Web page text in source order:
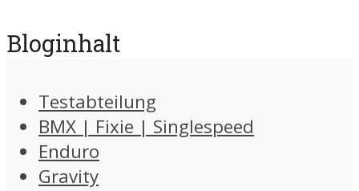
Bloginhalt
Testabteilung
BMX | Fixie | Singlespeed
Enduro
Gravity